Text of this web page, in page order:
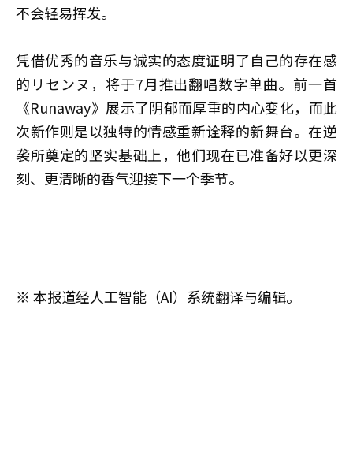
不会轻易挥发。
凭借优秀的音乐与诚实的态度证明了自己的存在感
的リセンヌ，将于7月推出翻唱数字单曲。前一首
《Runaway》展示了阴郁而厚重的内心变化，而此
次新作则是以独特的情感重新诠释的新舞台。在逆
袭所奠定的坚实基础上，他们现在已准备好以更深
刻、更清晰的香气迎接下一个季节。
※ 本报道经人工智能（AI）系统翻译与编辑。